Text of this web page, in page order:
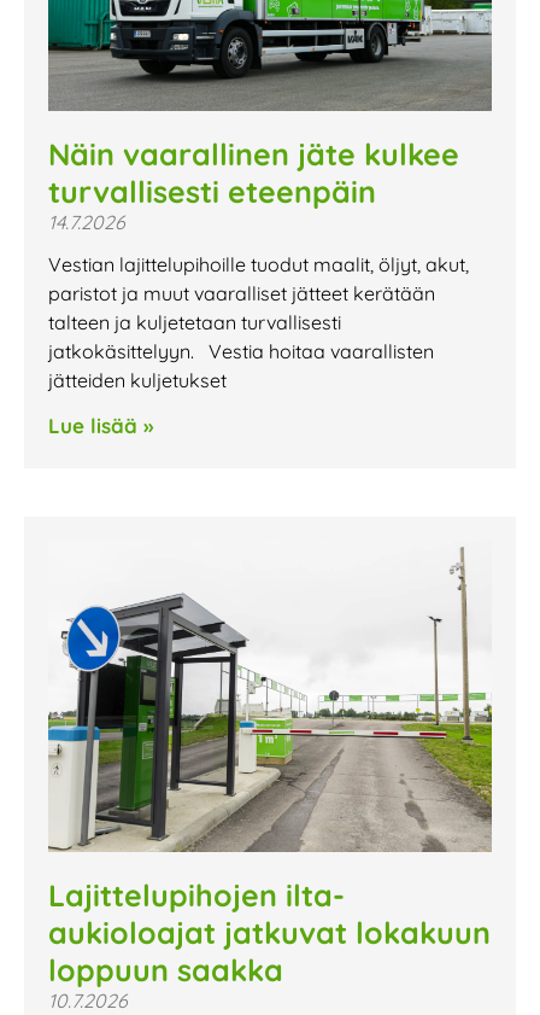
Näin vaarallinen jäte kulkee
turvallisesti eteenpäin
14.7.2026
Vestian lajittelupihoille tuodut maalit, öljyt, akut,
paristot ja muut vaaralliset jätteet kerätään
talteen ja kuljetetaan turvallisesti
jatkokäsittelyyn. Vestia hoitaa vaarallisten
jätteiden kuljetukset
Lue lisää »
Lajittelupihojen ilta-
aukioloajat jatkuvat lokakuun
loppuun saakka
10.7.2026